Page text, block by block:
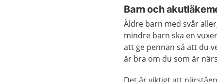
Barn och
Äldre barn med svår
mindre barn ska en
att ge pennan så att du
är bra om du som är